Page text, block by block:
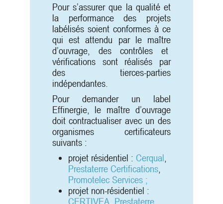
Pour s’assurer que la qualité et
la performance des projets
labélisés soient conformes à ce
qui est attendu par le maître
d’ouvrage, des contrôles et
vérifications sont réalisés par
des tierces-parties
indépendantes.
Pour demander un label
Effinergie, le maître d’ouvrage
doit contractualiser avec un des
organismes certificateurs
suivants :
projet résidentiel : Cerqual
Prestaterre Certifications,
Promotelec Services ;
projet non-résidentiel :
CERTIVEA, Prestaterre